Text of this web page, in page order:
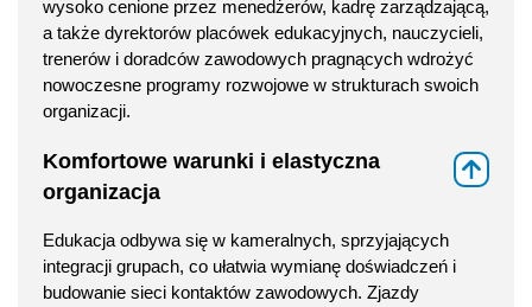
wysoko cenione przez menedżerów, kadrę zarządzającą,
a także dyrektorów placówek edukacyjnych, nauczycieli,
trenerów i doradców zawodowych pragnących wdrożyć
nowoczesne programy rozwojowe w strukturach swoich
organizacji.
Komfortowe warunki i elastyczna
organizacja
Edukacja odbywa się w kameralnych, sprzyjających
integracji grupach, co ułatwia wymianę doświadczeń i
budowanie sieci kontaktów zawodowych. Zjazdy